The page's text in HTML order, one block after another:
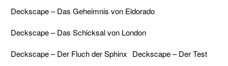
Deckscape – Das Geheimnis von Eldorado
Deckscape – Das Schicksal von London
Deckscape – Der Fluch der Sphinx Deckscape – Der Test